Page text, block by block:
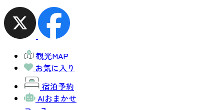
観光MAP
お気に入り
宿泊予約
AIおまかせ